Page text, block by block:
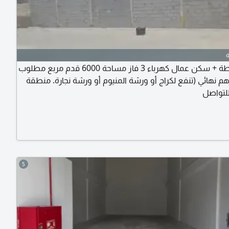
للإيجار حوطة + سكن عمال كهرباء 3 فاز مساحة 6000 قدم مربع مطلوب
درهم نهائي (تنفع لكراج أو ورشة المنيوم أو ورشة نجارة. منطقة
5